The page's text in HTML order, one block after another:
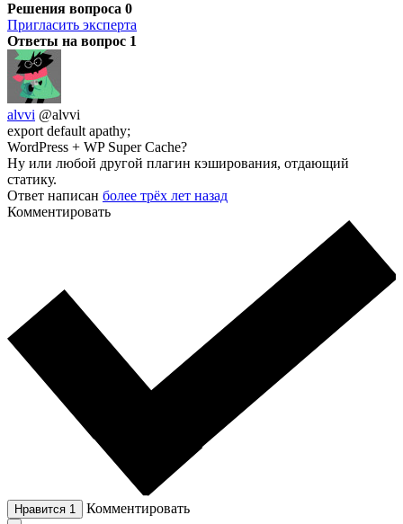
Решения вопроса 0
Пригласить эксперта
Ответы на вопрос 1
alvvi @alvvi
export default apathy;
WordPress + WP Super Cache?
Ну или любой другой плагин кэширования, отдающий
статику.
Ответ написан более трёх лет назад
Комментировать
Нравится 1 Комментировать